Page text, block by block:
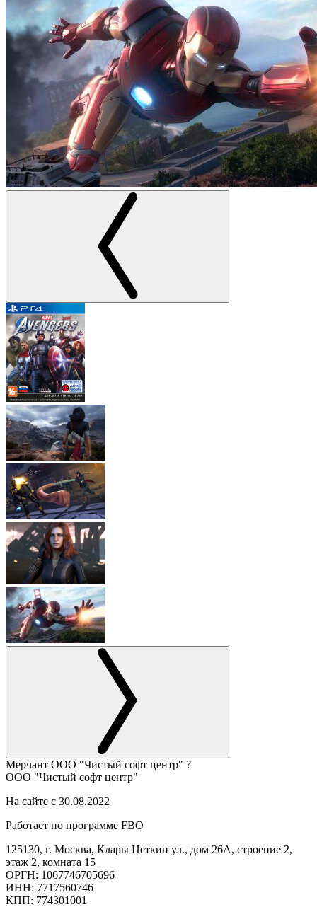
Мерчант ООО "Чистый софт центр" ?
ООО "Чистый софт центр"
На сайте с 30.08.2022
Работает по программе FBO
125130, г. Москва, Клары Цеткин ул., дом 26А, строение 2,
этаж 2, комната 15
ОРГН: 1067746705696
ИНН: 7717560746
КПП: 774301001